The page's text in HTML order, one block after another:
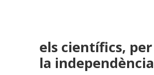
els científics, per
la independència